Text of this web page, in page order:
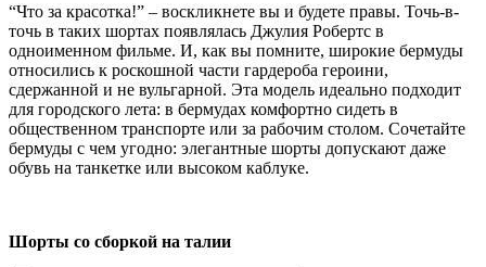
“Что за красотка!” – воскликнете вы и будете правы. Точь-в-
точь в таких шортах появлялась Джулия Робертс в
одноименном фильме. И, как вы помните, широкие бермуды
относились к роскошной части гардероба героини,
сдержанной и не вульгарной. Эта модель идеально подходит
для городского лета: в бермудах комфортно сидеть в
общественном транспорте или за рабочим столом. Сочетайте
бермуды с чем угодно: элегантные шорты допускают даже
обувь на танкетке или высоком каблуке.
Шорты со сборкой на талии